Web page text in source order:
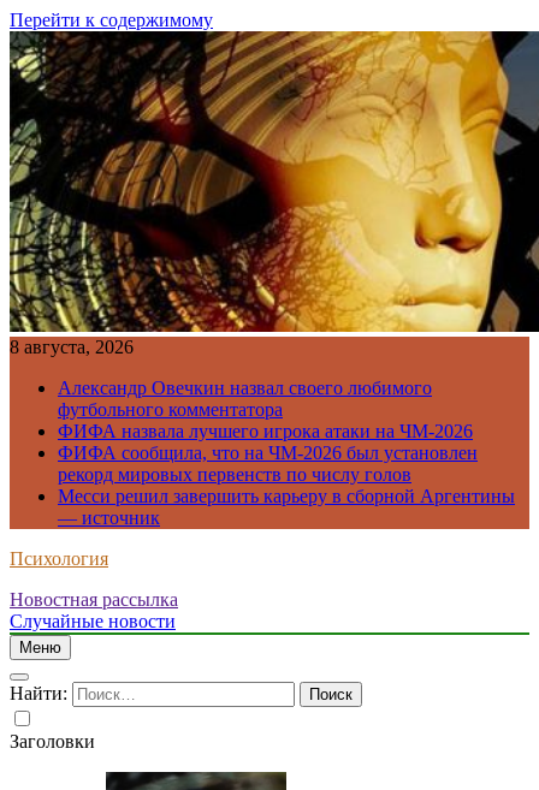
Перейти к содержимому
8 августа, 2026
Александр Овечкин назвал своего любимого
футбольного комментатора
ФИФА назвала лучшего игрока атаки на ЧМ-2026
ФИФА сообщила, что на ЧМ-2026 был установлен
рекорд мировых первенств по числу голов
Месси решил завершить карьеру в сборной Аргентины
— источник
Психология
Новостная рассылка
Случайные новости
Меню
Найти:
Заголовки